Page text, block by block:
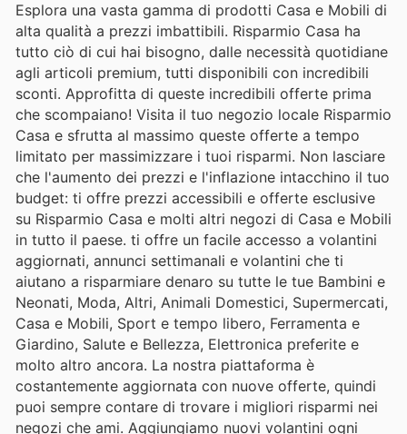
Esplora una vasta gamma di prodotti Casa e Mobili di
alta qualità a prezzi imbattibili. Risparmio Casa ha
tutto ciò di cui hai bisogno, dalle necessità quotidiane
agli articoli premium, tutti disponibili con incredibili
sconti. Approfitta di queste incredibili offerte prima
che scompaiano! Visita il tuo negozio locale Risparmio
Casa e sfrutta al massimo queste offerte a tempo
limitato per massimizzare i tuoi risparmi. Non lasciare
che l'aumento dei prezzi e l'inflazione intacchino il tuo
budget: ti offre prezzi accessibili e offerte esclusive
su Risparmio Casa e molti altri negozi di Casa e Mobili
in tutto il paese. ti offre un facile accesso a volantini
aggiornati, annunci settimanali e volantini che ti
aiutano a risparmiare denaro su tutte le tue Bambini e
Neonati, Moda, Altri, Animali Domestici, Supermercati,
Casa e Mobili, Sport e tempo libero, Ferramenta e
Giardino, Salute e Bellezza, Elettronica preferite e
molto altro ancora. La nostra piattaforma è
costantemente aggiornata con nuove offerte, quindi
puoi sempre contare di trovare i migliori risparmi nei
negozi che ami. Aggiungiamo nuovi volantini ogni